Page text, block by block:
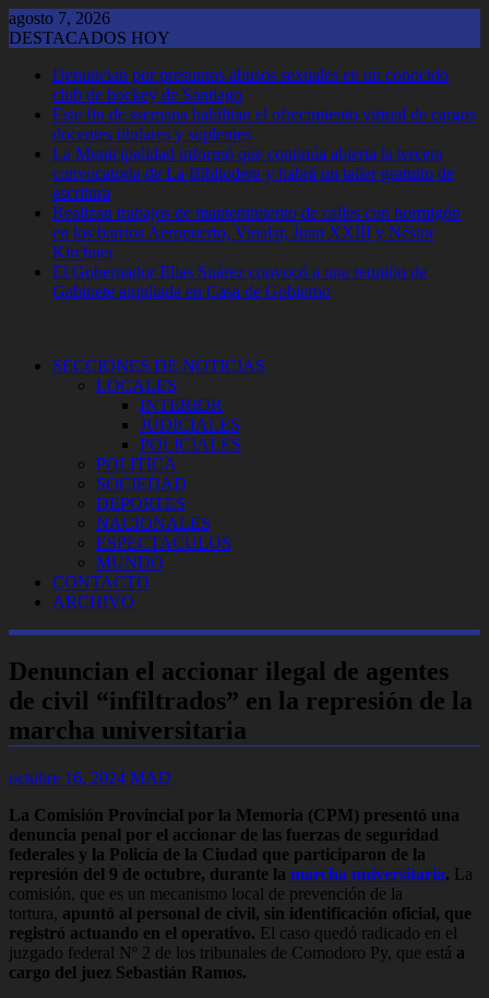
Saltar
al
agosto 7, 2026
DESTACADOS HOY
Denuncian por presuntos abusos sexuales en un conocido
club de hockey de Santiago
Este fin de ssemana habilitan el ofrecimiento virtual de cargos
docentes titulares y suplentes
La Municipalidad informó que continúa abierta la tercera
convocatoria de La Bibliodera y habrá un taller gratuito de
escritura
Realizan trabajos de mantenimiento de calles con hormigón
en los barrios Aeropuerto, Vinalar, Juan XXIII y Néstor
Kirchner
El Gobernador Elias Suárez convocó a una reunión de
Gabinete ampliada en Casa de Gobierno
SECCIONES DE NOTICIAS
LOCALES
INTERIOR
JUDICIALES
POLICIALES
POLITICA
SOCIEDAD
DEPORTES
NACIONALES
ESPECTACULOS
MUNDO
CONTACTO
ARCHIVO
Denuncian el accionar ilegal de agentes
de civil “infiltrados” en la represión de la
marcha universitaria
octubre 16, 2024 MAD
La Comisión Provincial por la Memoria (CPM) presentó una
denuncia penal por el accionar de las fuerzas de seguridad
federales y la Policía de la Ciudad que participaron de la
represión del 9 de octubre, durante la marcha universitaria. La
comisión, que es un mecanismo local de prevención de la
tortura, apuntó al personal de civil, sin identificación oficial, que
registró actuando en el operativo. El caso quedó radicado en el
juzgado federal Nº 2 de los tribunales de Comodoro Py, que está a
cargo del juez Sebastián Ramos.